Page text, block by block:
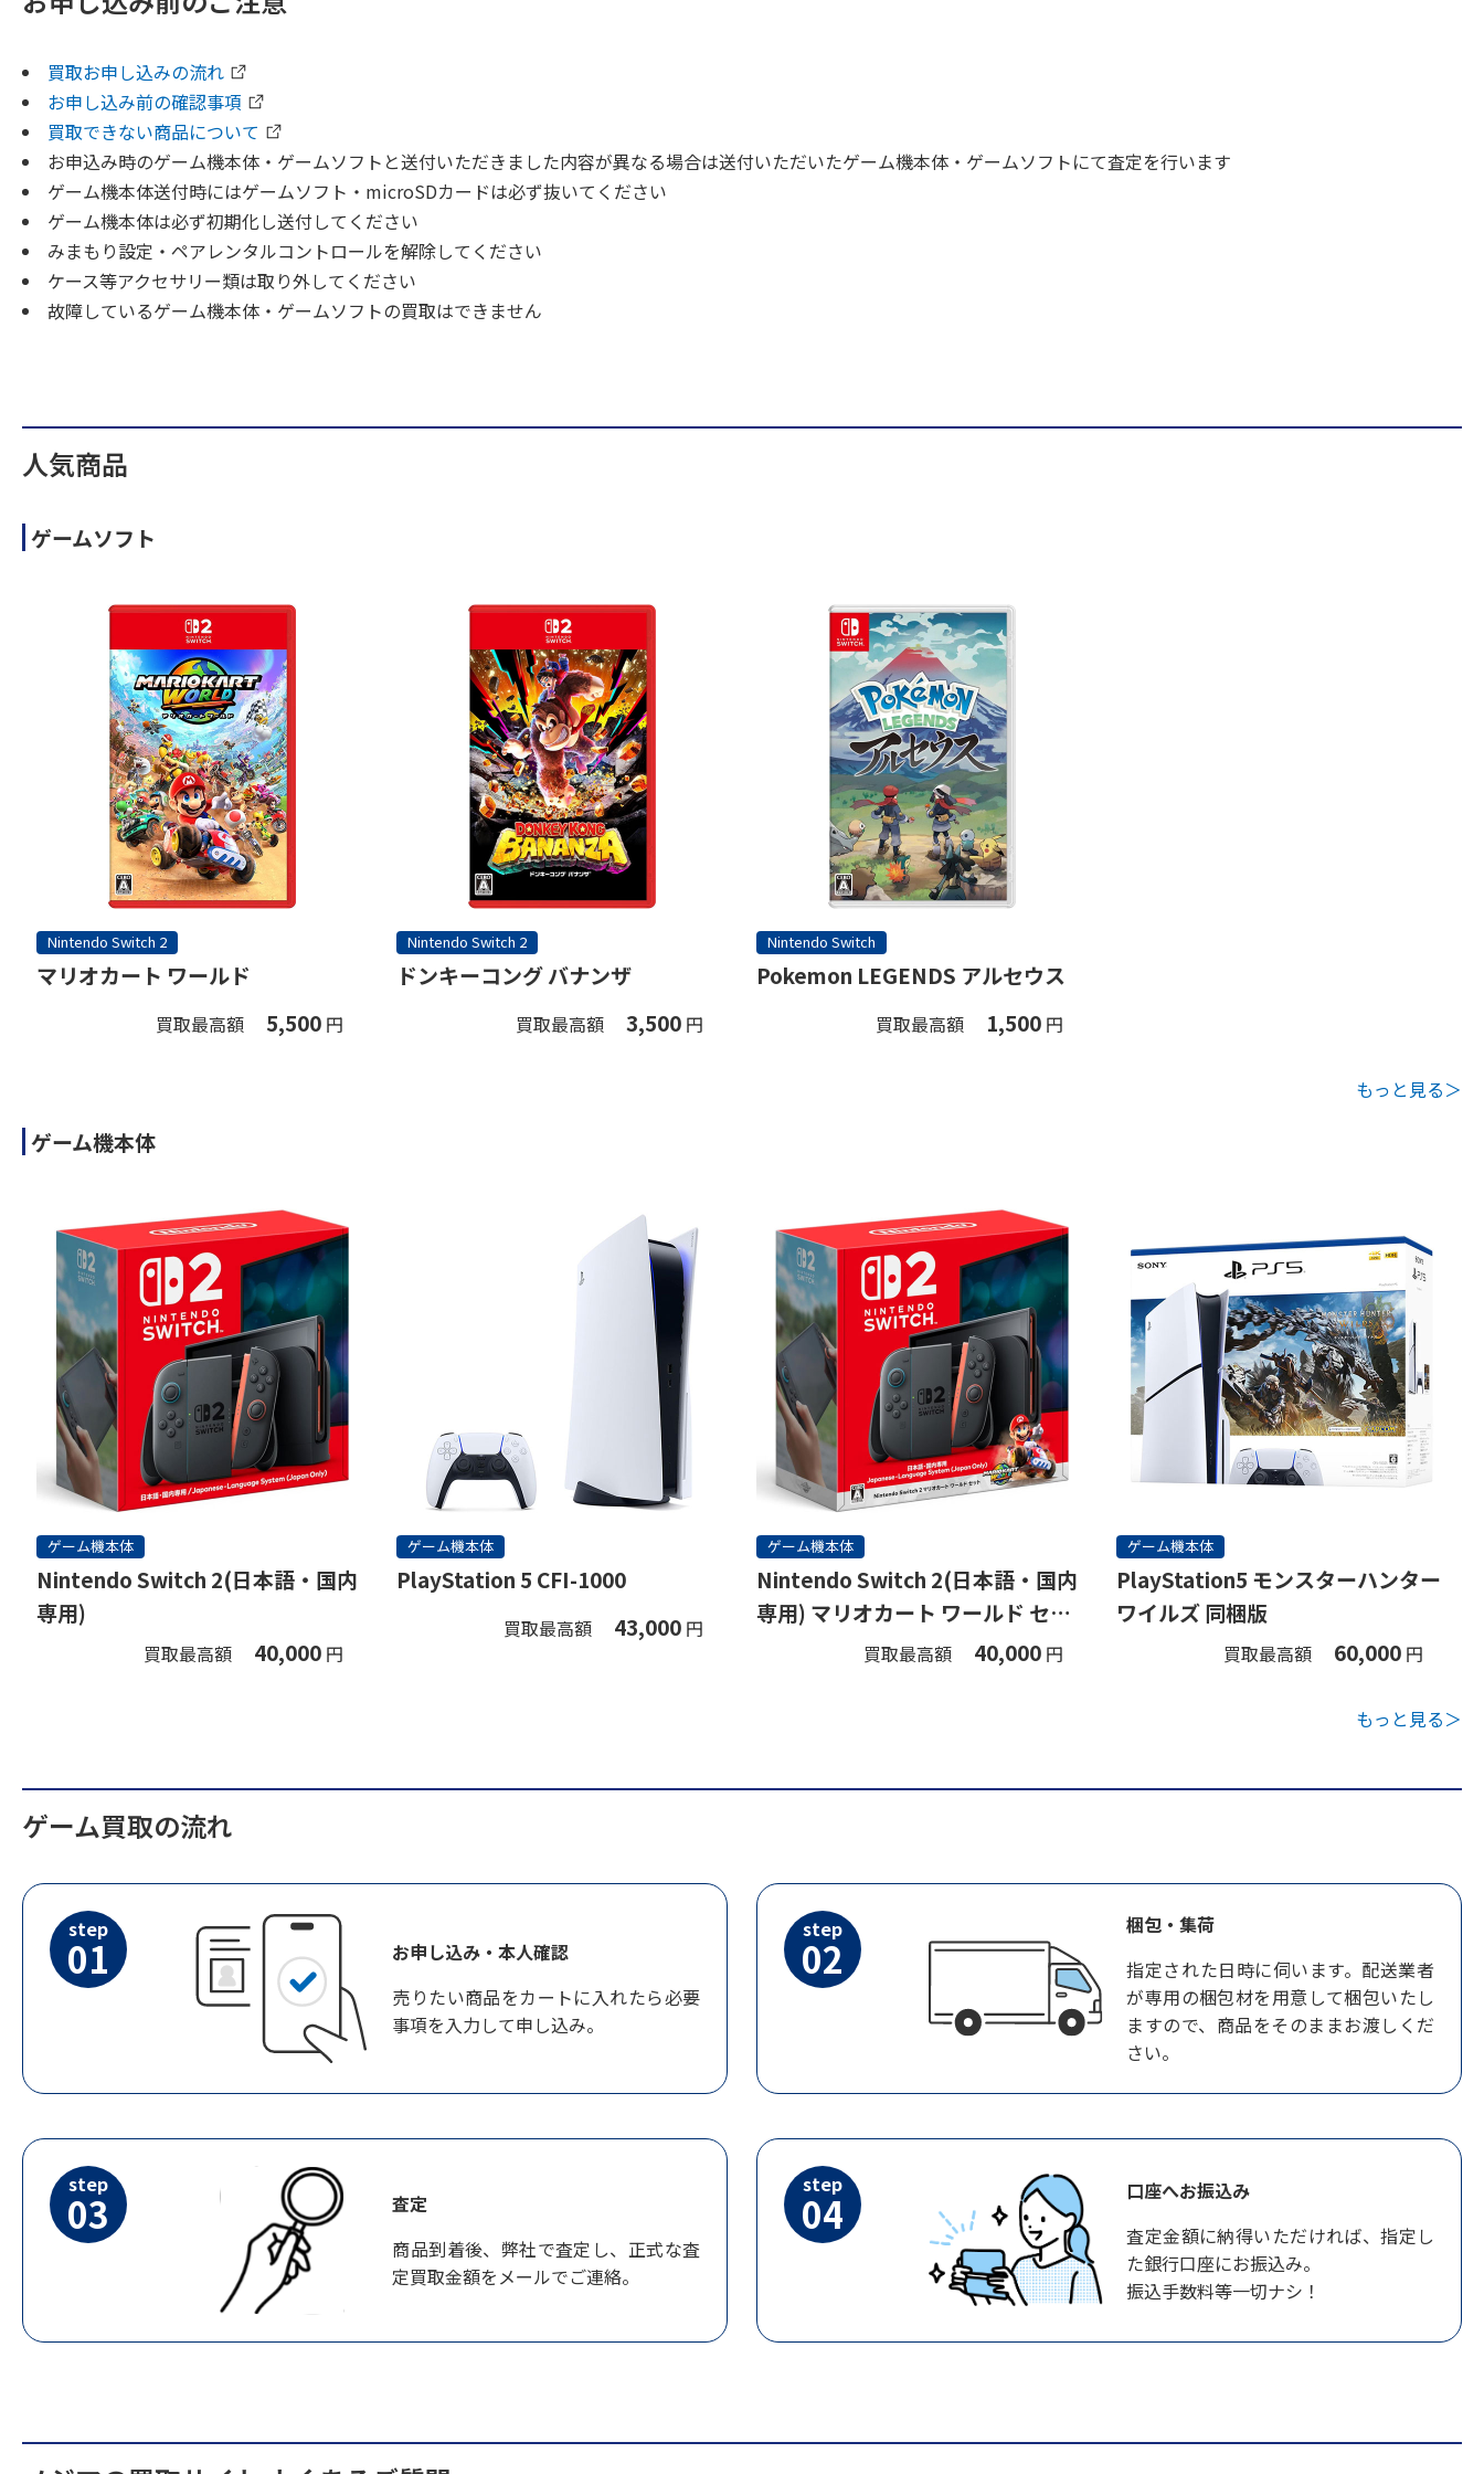
買取お申し込みの流れ
お申し込み前の確認事項
買取できない商品について
お申込み時のゲーム機本体・ゲームソフトと送付いただきました内容が異なる場合は送付いただいたゲーム機本体・ゲームソフトにて査定を行います
ゲーム機本体送付時にはゲームソフト・microSDカードは必ず抜いてください
ゲーム機本体は必ず初期化し送付してください
みまもり設定・ペアレンタルコントロールを解除してください
ケース等アクセサリー類は取り外してください
故障しているゲーム機本体・ゲームソフトの買取はできません
人気商品
ゲームソフト
Nintendo Switch 2
マリオカート ワールド
買取最高額 5,500 円
Nintendo Switch 2
ドンキーコング バナンザ
買取最高額 3,500 円
Nintendo Switch
Pokemon LEGENDS アルセウス
買取最高額 1,500 円
もっと見る＞
ゲーム機本体
ゲーム機本体
Nintendo Switch 2(日本語・国内
専用)
買取最高額 40,000 円
ゲーム機本体
PlayStation 5 CFI-1000
買取最高額 43,000 円
ゲーム機本体
Nintendo Switch 2(日本語・国内
専用) マリオカート ワールド セッ
買取最高額 40,000 円
ゲーム機本体
PlayStation5 モンスターハンター
ワイルズ 同梱版
買取最高額 60,000 円
もっと見る＞
ゲーム買取の流れ
step
01
お申し込み・本人確認
売りたい商品をカートに入れたら必要
事項を入力して申し込み。
step
02
梱包・集荷
指定された日時に伺います。配送業者
が専用の梱包材を用意して梱包いたし
ますので、商品をそのままお渡しくだ
さい。
step
03
査定
商品到着後、弊社で査定し、正式な査
定買取金額をメールでご連絡。
step
04
口座へお振込み
査定金額に納得いただければ、指定し
た銀行口座にお振込み。
振込手数料等一切ナシ！